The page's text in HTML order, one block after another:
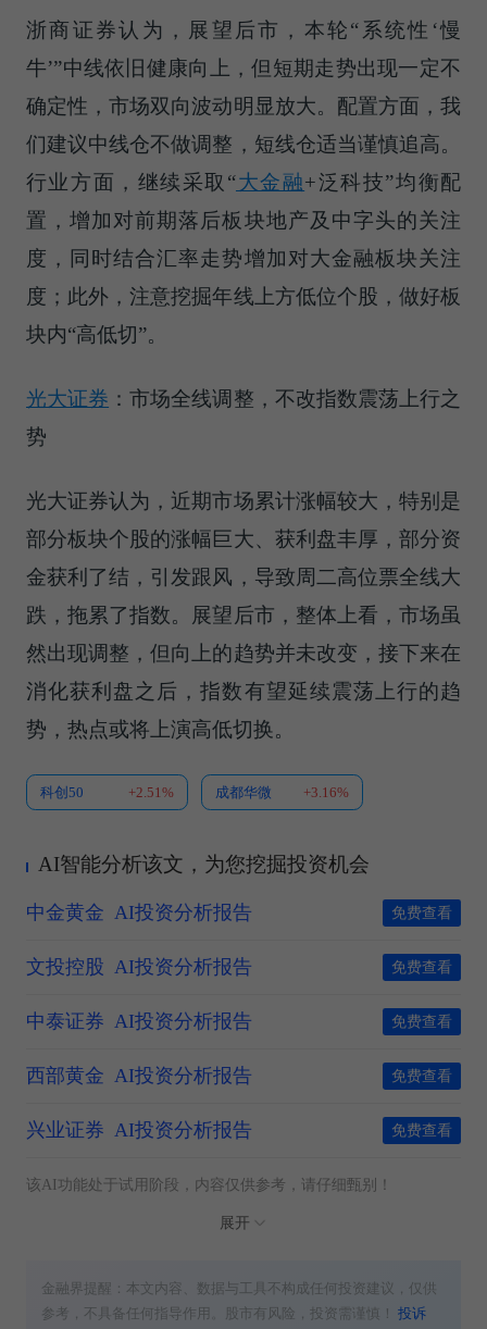
浙商证券认为，展望后市，本轮“系统性‘慢
牛’”中线依旧健康向上，但短期走势出现一定不
确定性，市场双向波动明显放大。配置方面，我
们建议中线仓不做调整，短线仓适当谨慎追高。
行业方面，继续采取“大金融+泛科技”均衡配
置，增加对前期落后板块地产及中字头的关注
度，同时结合汇率走势增加对大金融板块关注
度；此外，注意挖掘年线上方低位个股，做好板
块内“高低切”。
光大证券 ：市场全线调整，不改指数震荡上行之
势
光大证券认为，近期市场累计涨幅较大，特别是
部分板块个股的涨幅巨大、获利盘丰厚，部分资
金获利了结，引发跟风，导致周二高位票全线大
跌，拖累了指数。展望后市，整体上看，市场虽
然出现调整，但向上的趋势并未改变，接下来在
消化获利盘之后，指数有望延续震荡上行的趋
势，热点或将上演高低切换。
科创50 +2.51% 成都华微 +3.16%
AI智能分析该文，为您挖掘投资机会
中金黄金 AI投资分析报告 免费查看
文投控股 AI投资分析报告 免费查看
中泰证券 AI投资分析报告 免费查看
西部黄金 AI投资分析报告 免费查看
兴业证券 AI投资分析报告 免费查看
该AI功能处于试用阶段，内容仅供参考，请仔细甄别！
展开
金融界提醒：本文内容、数据与工具不构成任何投资建议，仅供
参考，不具备任何指导作用。股市有风险，投资需谨慎！投诉